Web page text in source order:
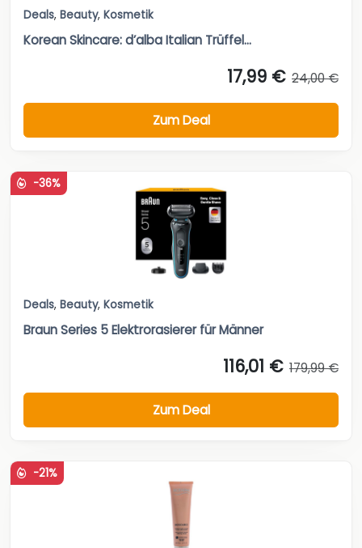
Deals, Beauty, Kosmetik
Korean Skincare: d’alba Italian Trüffel...
17,99 € 24,00 €
Zum Deal
-36%
Deals, Beauty, Kosmetik
Braun Series 5 Elektrorasierer für Männer
116,01 € 179,99 €
Zum Deal
-21%